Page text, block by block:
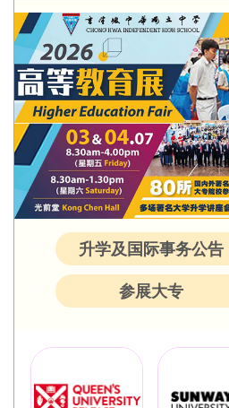
升学及国际事务公告
参展大专